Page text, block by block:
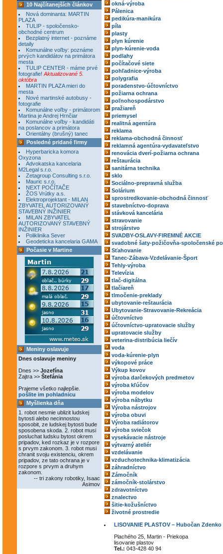
10 Najčítanejších článkov
Nová dominanta: MARTIN
PLAZA
TULIP - spoločensko-
obchodné centrum
Bezplatný internet - poznáme
detaily
Komunálne voľby: poznáme
prvých kandidátov na primátora
mesta
TULIP CENTER - máme prvé
fotografie! Aktualizované 5.
októbra
MARTIN PLAZA mieri do
mesta
Nové martinské autobusy -
fotografie
Komunálne voľby - primátorom
Martina je Andrej Hrnčiar
Komunálne voľby - kandidáti
na poslancov a primátora
Orientálny (brušný) tanec
Posledné pridané firmy
Hyperbaricka komora
Oxyzona
Advokatska kancelaria
M2Legal s.r.o.
Zetagroup Consulting s.r.o.
Mauric s.r.o.
NEXT POČÍTAČE
ŽOS Vrútky a.s.
Elektroprojektant - MILAN
ZBYVATEL AUTORIZOVANÝ
STAVEBNÝ INŽINIER
MILAN ZBYVATEL
AUTORIZOVANÝ STAVEBNÝ
INŽINIER
Poliklinika Sever
Geodeticka kancelaria GAMA
Počasie v Martine
Meniny oslavuje
Dnes oslavuje meniny
Dnes >> Jozefína
Zajtra >> Štefánia
Prajeme všetko najlepšie.
pošlite im pohladnicu
Myšlienka dňa
1. robot nesmie ublizit ludskej
bytosti alebo necinnostou
sposobit, ze ludskej bytosti bude
sposobena skoda. 2. robot musi
posluchat ludsku bytost okrem
pripadov, ked rozkaz je v rozpore
s prvym zakonom. 3. robot musi
chranit svoju existenciu, okrem
pripadov, ze tato ochrana je v
rozpore s prvym a druhym
zakonom.
-- tri zakony robotiky, Isaac
Asimov
okná-výroba
Pálenica
pedikúra-manikúra
píla
plasty
plyn kúrenie
plyn-kúrenie-voda
podlahy
počítačové siete
pohľadnice-výroba
polygrafia
poradenstvo-účtovníctvo
požiarna ochrana
poľnohospodárstvo
pražiareň
priemysel
realitná agentúra
reklama
reklama-obchodná činnosť
reklamná agentúra-vydavateľstvo
renovácia dverí-požiarna ochrana
reštaurácia
sanitárna technika
sklo
Sociálno-prepravná služba
Solárium
sprostredkovanie-obchodná činnosť
stavebníctvo-doprava
stávková kancelária
stravovanie
strojárstvo
SVADBY-OSLAVY-FIREMNÉ AKCIE
svadobné šaty-požičovňa-spoločenské
Sťahovanie
Tanec-Zábava-Vzdelávanie-Šport
Tehly-výroba
Televízia
tlač-digitálna
tlačiareň
tlmočenie-preklady
ubytovanie-reštaurácia
Ubytovanie-Stravovanie-Rekreácia
účtovníctvo
účtovníctvo-upratovacie služby
upratovacie služby
veterina-distribúcia liečív
voda
voda-kúrenie-plyn
výkopové práce
Výkup kovov
výroba darčekových predmetov
výroba kľúčov
výroba modelov
výroba nábytku
Výroba nástrojov
výroba obuvi
Výroba radiátorov
výroba sviečok
vysekávacie nástroje
výtvarný ateliér
vzdelávanie
vzduchotechnika-klimatizácia
záhradníctvo
Zámočník
zámočník-stolárstvo
zdravotníctvo
znalectvo
šitie-kožušníctvo
životné prostredie
LISOVANIE PLASTOV – Hubočan Zdenko
Plachého 25, Martin - Priekopa
lisovanie plastov
Tel.: 043-428 40 94